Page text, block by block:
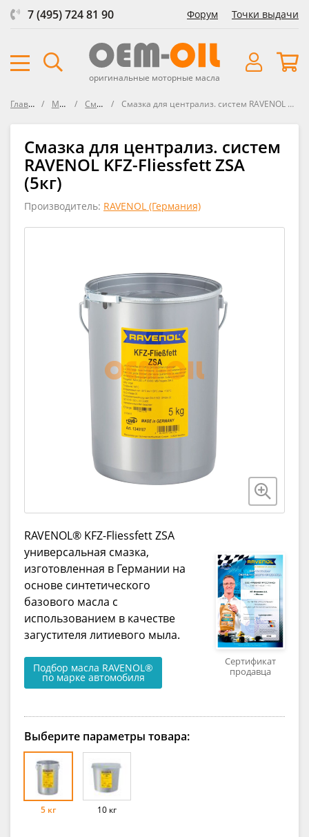
7 (495) 724 81 90 Форум Точки выдачи
оригинальные моторные масла
Главная Масла Смазки Смазка для централиз. систем RAVENOL KFZ-Fliessfett ZSA
Смазка для централиз. систем
RAVENOL KFZ-Fliessfett ZSA
(5кг)
Производитель: RAVENOL (Германия)
RAVENOL® KFZ-Fliessfett ZSA
универсальная смазка,
изготовленная в Германии на
основе синтетического
базового масла с
использованием в качестве
загустителя литиевого мыла.
Подбор масла RAVENOL®
по марке автомобиля
Сертификат
продавца
Выберите параметры товара:
5 кг 10 кг